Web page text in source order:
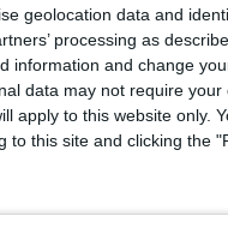
geolocation data and
processing as
information and change
data may not require
apply to this website only.
to this site and clicking the